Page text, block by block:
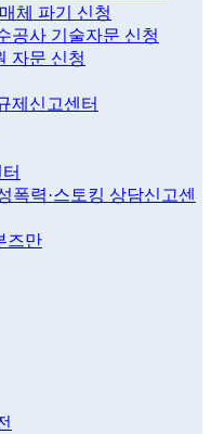
체 파기 신청
공사 기술자문 신청
자문 신청
제신고센터
폭력·스토킹 상담신고센
즈만